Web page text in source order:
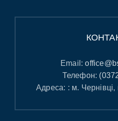
Email:
Телефон:
Адреса: : м.